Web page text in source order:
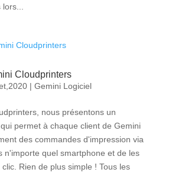
Cloudprinters
| Gemini Logiciel
nous présentons un
permet à chaque client de Gemini
des commandes d'impression via
n'importe quel smartphone et de les
Rien de plus simple ! Tous les